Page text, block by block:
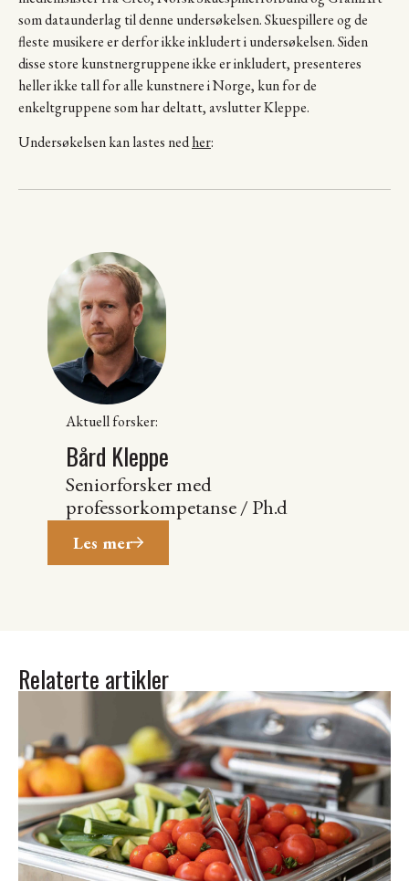
som dataunderlag til denne undersøkelsen. Skuespillere og de
fleste musikere er derfor ikke inkludert i undersøkelsen. Siden
disse store kunstnergruppene ikke er inkludert, presenteres
heller ikke tall for alle kunstnere i Norge, kun for de
enkeltgruppene som har deltatt, avslutter Kleppe.
Undersøkelsen kan lastes nedher:
Aktuell forsker:
Bård Kleppe
Seniorforsker med
professorkompetanse / Ph.d
Les mer
Relaterte artikler